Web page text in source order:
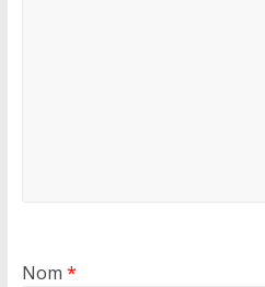
Nom *